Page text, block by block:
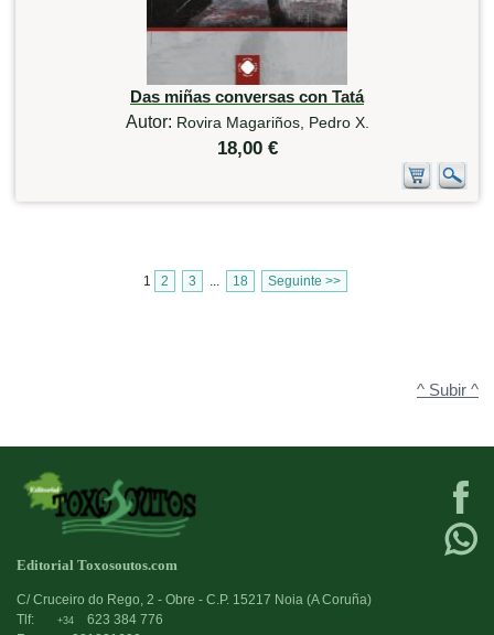
Das miñas conversas con Tatá
Autor: Rovira Magariños, Pedro X.
18,00 €
1 2 3 18 Seguinte >>
^ Subir ^
Editorial Toxosoutos.com
C/ Cruceiro do Rego, 2 - Obre - C.P. 15217 Noia (A Coruña)
Tlf:
+34
623 384 776